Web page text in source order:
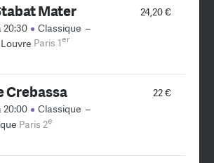
24,20 €
Mater
20:30 Classique –
Paris 1er
22 €
Crebassa
20:00 Classique –
Paris 2e